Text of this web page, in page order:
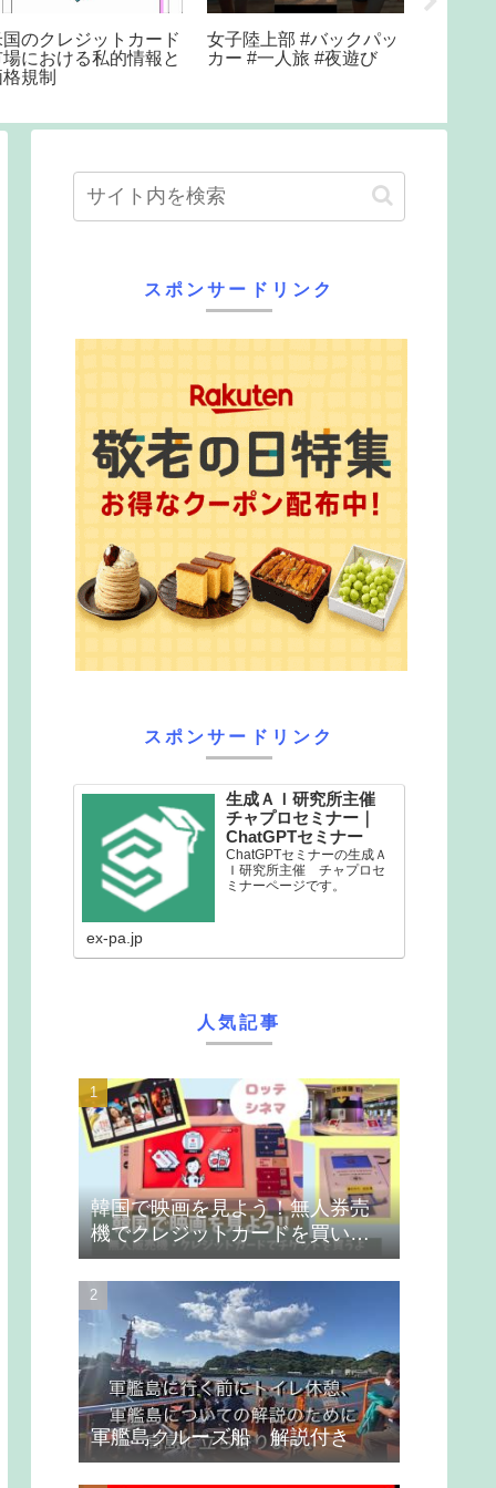
ッ
20220528 ほくりくア
イドル部 金沢港クルー
マイルチャンピオンS出
走馬紹介！セリフォ
スポンサードリンク
スポンサードリンク
生成ＡＩ研究所主催
チャプロセミナー｜
ChatGPTセミナー
ChatGPTセミナーの生成Ａ
Ｉ研究所主催 チャプロセ
ミナーページです。
ex-pa.jp
人気記事
韓国で映画を見よう！無人券売
機でクレジットカードを買いま
す
軍艦島クルーズ船 解説付き